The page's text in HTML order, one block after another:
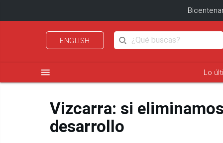
ENGLISH
menu Lo
Vizcarra: si
desarrollo